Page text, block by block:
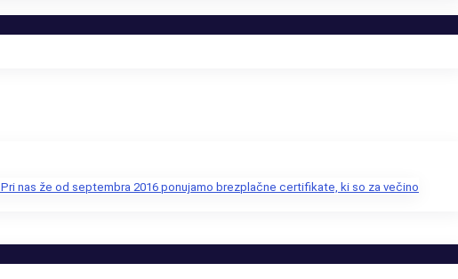
Pri nas že od septembra 2016 ponujamo brezplačne certifikate, ki so za večino